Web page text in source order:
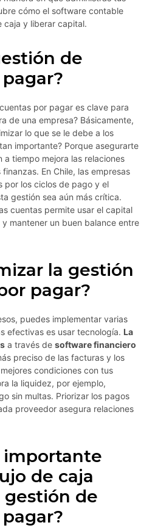
cómo el software contable
caja y liberar capital.
de
por pagar es clave para
de una empresa? Básicamente,
lo que se le debe a los
importante? Porque asegurarte
tiempo mejora las relaciones
En Chile, las empresas
por los ciclos de pago y el
gestión sea aún más crítica.
cuentas permite usar el capital
mantener un buen balance entre
la gestión
pagar?
puedes implementar varias
efectivas es usar tecnología. La
a través de software financiero
preciso de las facturas y los
condiciones con tus
la liquidez, por ejemplo,
sin multas. Priorizar los pagos
proveedor asegura relaciones
importante
de caja
de